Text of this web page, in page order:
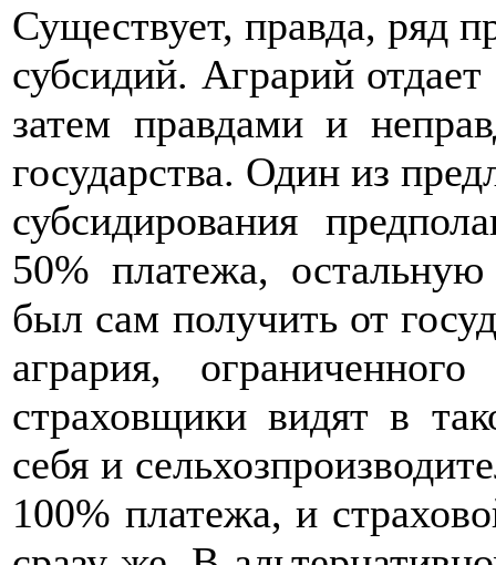
Существует, правда, ряд
субсидий. Аграрий
затем правдами и
государства. Один из
субсидирования
50% платежа,
был сам получить от
агрария,
страховщики видят в
себя и
100% платежа, и